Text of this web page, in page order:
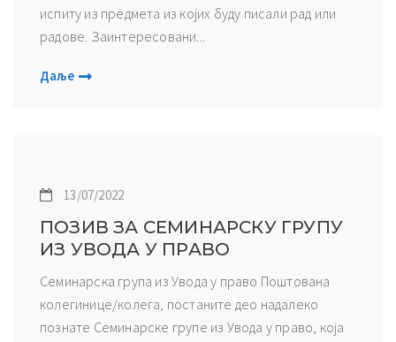
испиту из предмета из којих буду писали рад или
радове. Заинтересовани...
Даље
13/07/2022
ПОЗИВ ЗА СЕМИНАРСКУ ГРУПУ
ИЗ УВОДА У ПРАВО
Семинарскa група из Увода у право Поштована
колегинице/колега, постаните део надалеко
познате Семинарске групе из Увода у право, која